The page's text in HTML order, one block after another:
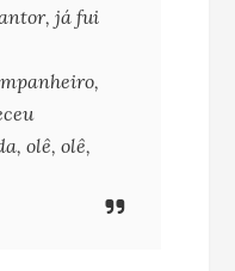
já fui
olê, olê,